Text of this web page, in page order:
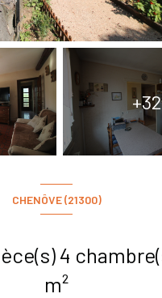
+32
CHENÔVE (21300)
m²